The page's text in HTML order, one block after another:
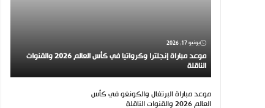
يونيو 17, 2026
موعد مباراة إنجلترا وكرواتيا في كأس العالم 2026 والقنوات
الناقلة
موعد مباراة البرتغال والكونغو في كأس
العالم 2026 والقنوات الناقلة